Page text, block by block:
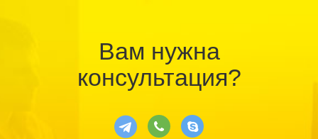
Вам нужна
консультация?